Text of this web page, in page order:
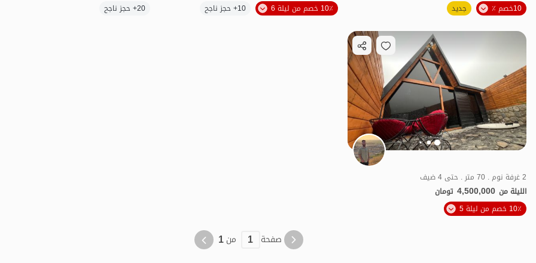
10خصم ٪
جديد منظر جميل الموقع على الخريطة
10٪ خصم من ليلة 6
10+ حجز ناجح منظر جميل
20+ حجز ناجح
2 غرفة نوم . 70 متر . حتى 4 ضيف
الليلة من 4,500,000 تومان
10٪ خصم من ليلة 5
صفحة 1 من1